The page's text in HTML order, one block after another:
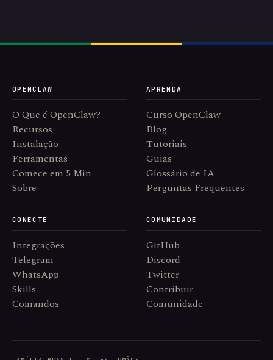
OPENCLAW
O Que é OpenClaw?
Recursos
Instalação
Ferramentas
Comece em 5 Min
Sobre
APRENDA
Curso OpenClaw
Blog
Tutoriais
Guias
Glossário de IA
Perguntas Frequentes
CONECTE
Integrações
Telegram
WhatsApp
Skills
Comandos
COMUNIDADE
GitHub
Discord
Twitter
Contribuir
Comunidade